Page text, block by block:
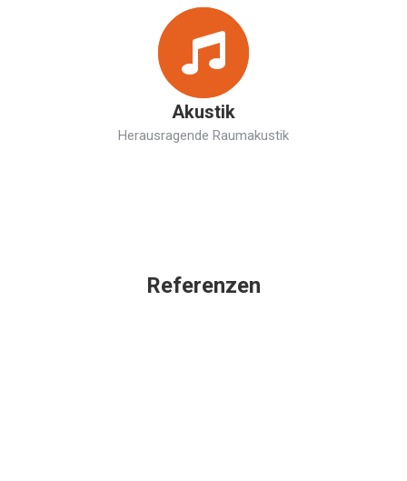
Akustik
Herausragende Raumakustik
Referenzen